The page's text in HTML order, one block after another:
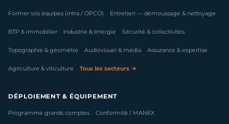
Former vos équipes (intra / OPCO) Entretien — démoussage & nettoyage
BTP & immobilier Industrie & énergie Sécurité & collectivités
Topographie & géomètre Audiovisuel & média Assurance & expertise
Agriculture & viticulture Tous les secteurs →
DÉPLOIEMENT & ÉQUIPEMENT
Programme grands comptes Conformité / MANEX